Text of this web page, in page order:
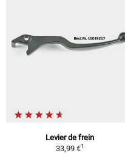
Levier de frein
33,99 €1